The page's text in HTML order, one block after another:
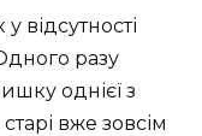
відсутності
разу
однієї з
вже зовсім